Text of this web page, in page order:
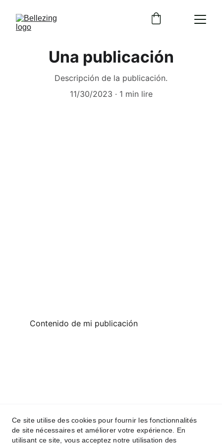
Una publicación
Descripción de la publicación.
11/30/2023
1 min lire
Contenido de mi publicación
Ce site utilise des cookies pour fournir les fonctionnalités
de site nécessaires et améliorer votre expérience. En
utilisant ce site, vous acceptez notre utilisation des